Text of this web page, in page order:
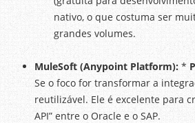
nativo, o que costuma ser
grandes volumes.
MuleSoft (Anypoint Platform): *
Se o foco for transformar a
reutilizável. Ele é excelente para
API” entre o Oracle e o SAP.